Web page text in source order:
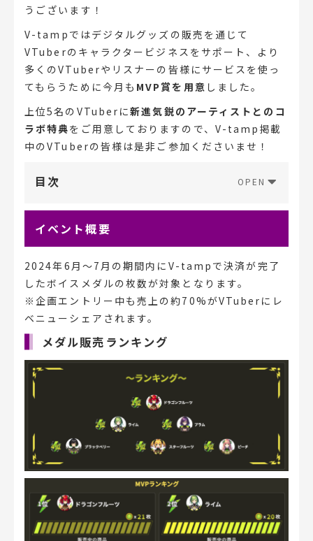
うございます！
V-tampではデジタルグッズの販売を通じて
VTuberのキャラクタービジネスをサポート、より
多くのVTuberやリスナーの皆様にサービスを使っ
てもらうために今月も MVP賞を用意 しました。
上位5名のVTuberに新進気鋭のアーティストとのコ
ラボ特典をご用意しておりますので、V-tamp掲載
中のVTuberの皆様は是非ご参加くださいませ！
目次
イベント概要
2024年6月〜7月の期間内にV-tampで決済が完了
したボイスメダルの枚数が対象となります。
※企画エントリー中も売上の約70%がVTuberにレ
ベニューシェアされます。
メダル販売ランキング